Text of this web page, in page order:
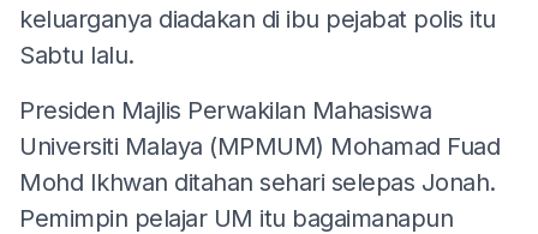
keluarganya diadakan di ibu pejabat polis itu
Sabtu lalu.
Presiden Majlis Perwakilan Mahasiswa
Universiti Malaya (MPMUM) Mohamad Fuad
Mohd Ikhwan ditahan sehari selepas Jonah.
Pemimpin pelajar UM itu bagaimanapun